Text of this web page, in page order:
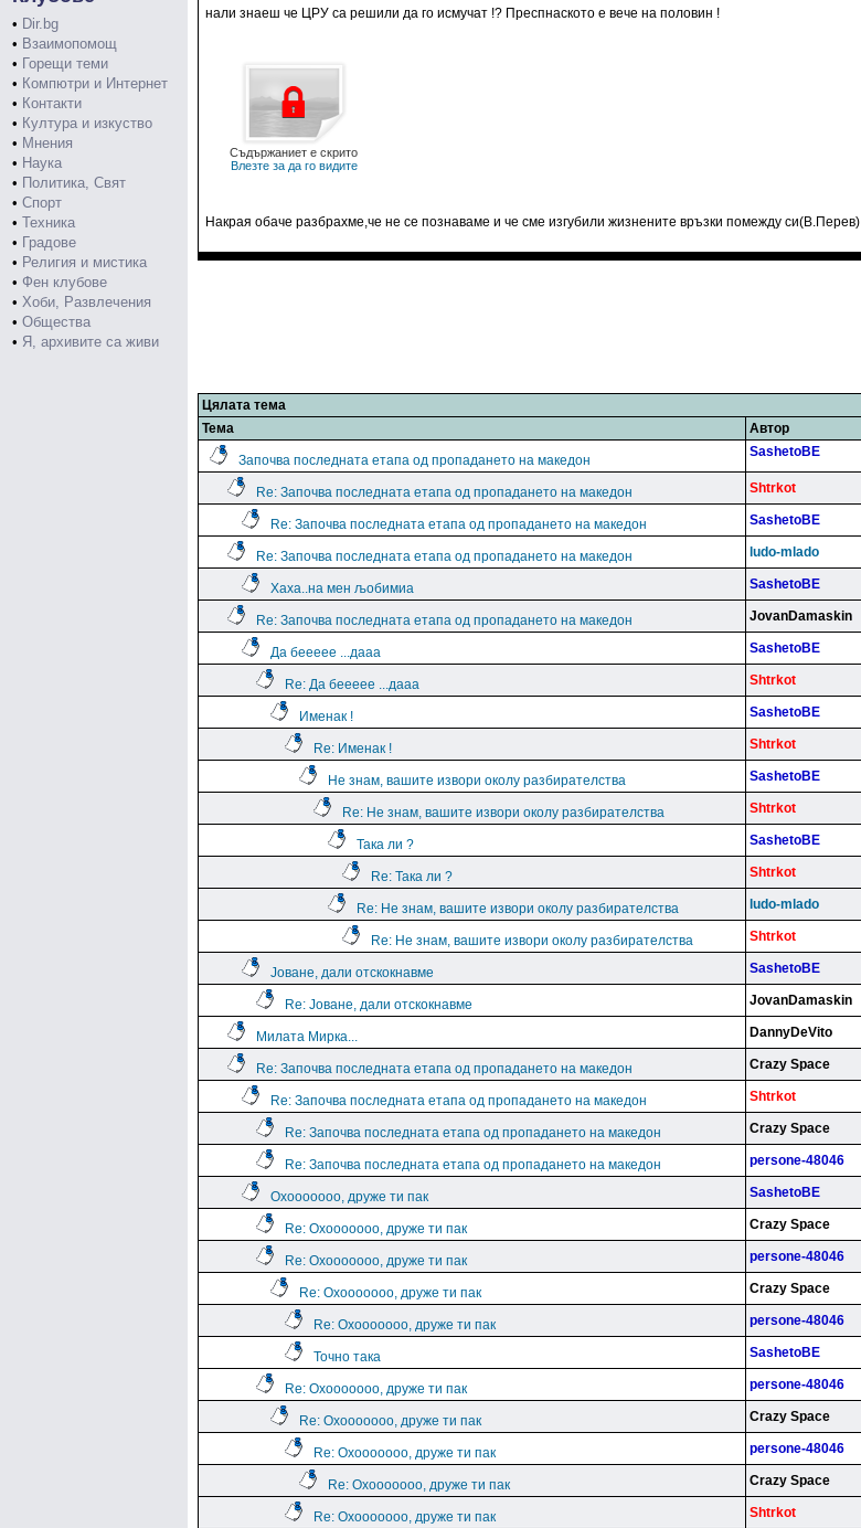
• Dir.bg
• Взаимопомощ
• Горещи теми
• Компютри и Интернет
• Контакти
• Култура и изкуство
• Мнения
• Наука
• Политика, Свят
• Спорт
• Техника
• Градове
• Религия и мистика
• Фен клубове
• Хоби, Развлечения
• Общества
• Я, архивите са живи
нали знаеш че ЦРУ са решили да го исмучат !? Преспнаското е вече на половин !
Съдържаниет е скрито
Влезте за да го видите
Накрая обаче разбрахме,че не се познаваме и че сме изгубили жизнените връзки помежду си(В.Перев)
Цялата тема
Тема
Автор
Започва последната етапа од пропадането на македон
SashetoBE
Re: Започва последната етапа од пропадането на македон Shtrkot
Re: Започва последната етапа од пропадането на македон SashetoBE
Re: Започва последната етапа од пропадането на македон ludo-mlado
Хаха..на мен љобимиа SashetoBE
Re: Започва последната етапа од пропадането на македон JovanDamaskin
Да беееее ...дааа SashetoBE
Re: Да беееее ...дааа Shtrkot
Именак ! SashetoBE
Re: Именак ! Shtrkot
Не знам, вашите извори околу разбирателства SashetoBE
Re: Не знам, вашите извори околу разбирателства Shtrkot
Така ли ? SashetoBE
Re: Така ли ? Shtrkot
Re: Не знам, вашите извори околу разбирателства ludo-mlado
Re: Не знам, вашите извори околу разбирателства Shtrkot
Јоване, дали отскокнавме SashetoBE
Re: Јоване, дали отскокнавме JovanDamaskin
Милата Мирка... DannyDeVito
Re: Започва последната етапа од пропадането на македон Crazy Space
Re: Започва последната етапа од пропадането на македон Shtrkot
Re: Започва последната етапа од пропадането на македон Crazy Space
Re: Започва последната етапа од пропадането на македон persone-48046
Охооооооо, друже ти пак SashetoBE
Re: Охооооооо, друже ти пак Crazy Space
Re: Охооооооо, друже ти пак persone-48046
Re: Охооооооо, друже ти пак Crazy Space
Re: Охооооооо, друже ти пак persone-48046
Точно така SashetoBE
Re: Охооооооо, друже ти пак persone-48046
Re: Охооооооо, друже ти пак Crazy Space
Re: Охооооооо, друже ти пак persone-48046
Re: Охооооооо, друже ти пак Crazy Space
Re: Охооооооо, друже ти пак Shtrkot